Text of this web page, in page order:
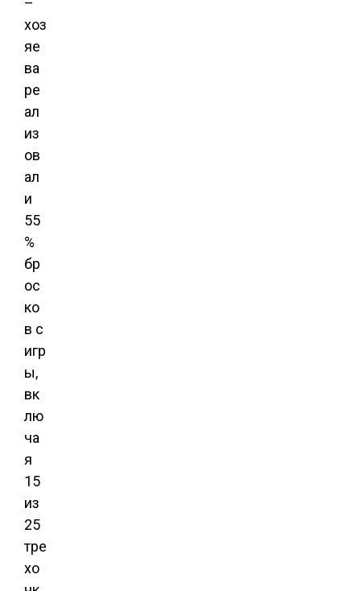
хоз
яе
ва
ре
ал
из
ов
ал
и
55
%
бр
ос
ко
в с
игр
ы,
вк
лю
ча
я
15
из
25
тре
хо